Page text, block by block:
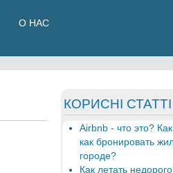
О НАС
КОРИСНІ СТАТТІ
Airbnb - что это?
как бронировать
городе?
Как летать